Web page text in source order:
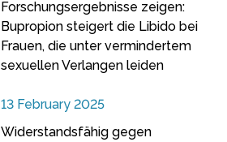
Forschungsergebnisse zeigen:
Bupropion steigert die Libido bei
Frauen, die unter vermindertem
sexuellen Verlangen leiden
13 February 2025
Widerstandsfähig gegen